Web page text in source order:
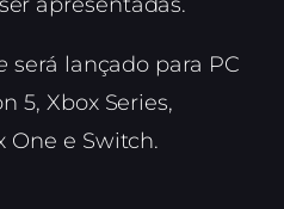
será lançado para PC
5, Xbox Series,
One e Switch.